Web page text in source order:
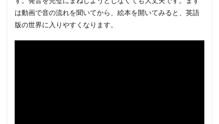
は動画で音の流れを聞いてから、絵本を開いてみると、英語
版の世界に入りやすくなります。